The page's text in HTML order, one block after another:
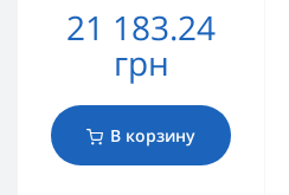
21 183.24
грн
В корзину